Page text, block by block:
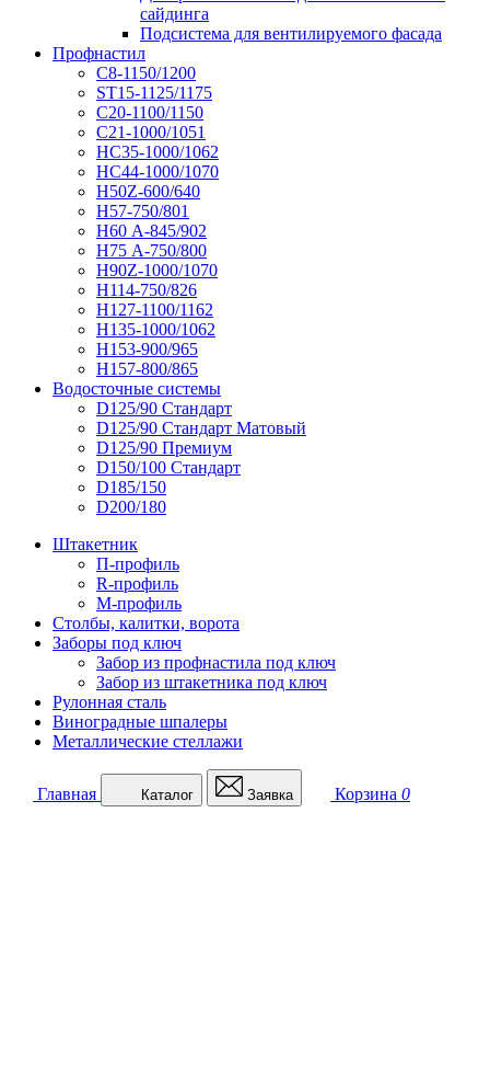
сайдинга
Подсистема для вентилируемого фасада
Профнастил
С8-1150/1200
ST15-1125/1175
С20-1100/1150
С21-1000/1051
НС35-1000/1062
НС44-1000/1070
Н50Z-600/640
Н57-750/801
Н60 А-845/902
Н75 А-750/800
Н90Z-1000/1070
Н114-750/826
Н127-1100/1162
Н135-1000/1062
Н153-900/965
Н157-800/865
Водосточные системы
D125/90 Стандарт
D125/90 Стандарт Матовый
D125/90 Премиум
D150/100 Стандарт
D185/150
D200/180
Штакетник
П-профиль
R-профиль
М-профиль
Столбы, калитки, ворота
Заборы под ключ
Забор из профнастила под ключ
Забор из штакетника под ключ
Рулонная сталь
Виноградные шпалеры
Металлические стеллажи
Главная Каталог Заявка Корзина 0